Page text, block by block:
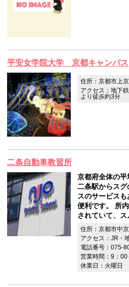
平安女学院大学 京都キャンパス
住所：京都市上
アクセス：地下
より徒歩約3分
二条自動車教習所
京都府全体の平
二条駅からス
スのサービス
便利です。 所
されていて、ス
住所：京都市中
アクセス：JR・
電話番号：075-
営業時間：9：
休業日：火曜日